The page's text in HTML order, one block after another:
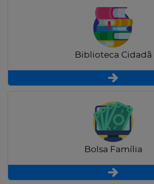
Biblioteca Cidadã
Bolsa Família